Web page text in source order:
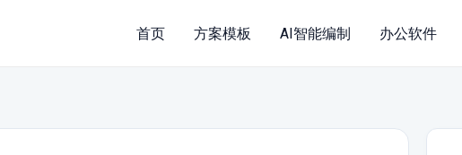
首页 方案模板 AI智能编制 办公软件